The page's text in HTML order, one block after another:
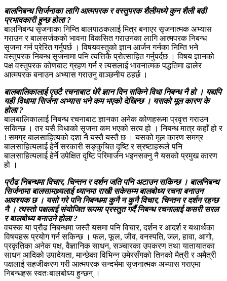
बालनिबन्ध सिर्जनाका लागि आत्मपरक र वस्तुपरक शैलीमध्ये कुन शैली बढी
प्रभावकारी हुन्छ होला ?
बालनिबन्ध सृजनाका निम्ति बालपाठकलाई मित्र बनाएर सृजनात्मक अभ्यास
गराउन र बालसर्जकको भावना विकसित गराउनका लागि आत्मपरक निबन्ध
सृजना गर्न प्रेरित गर्नुपर्छ । विषयवस्तुको ज्ञान आर्जन गर्नका निम्ति भने
वस्तुपरक निबन्ध सृजनामा पनि त्यत्तिकै प्रोत्साहित गर्नुपर्दछ । विषय ज्ञानको
पक्ष वस्तुपरक कोणबाट ग्रहण गर्न र त्यसलाई भावनात्मक पद्धतिमा ढालेर
आत्मपरक बनाउन अभ्यास गराउनु वाञ्छनीय ठहर्छ ।
बालबालिकालाई एउटै रचनाबाट धेरै ज्ञान दिन सकिने विधा निबन्ध नै हो । यद्यपि
यही विधामा सिर्जना अभ्यास भने कम भएको देखिन्छ । यसको मूल कारण के
होला ?
बालबालिकालाई निबन्ध रचनाबाट ज्ञानका अनेक कोणहरूमा प्रवृत्त गराउन
सकिन्छ । तर यसै विधाको सृजना कम भएको सत्य हो । निबन्ध मात्र कहाँ हो र
! समग्र बालसाहित्यको दशा नै यस्तै यस्तै छ । यसको मूल कारण समग्र
बालसाहित्यलाई हेर्ने सरकारी सङ्कुचित दृष्टि र स्रष्टाहरूले पनि
बालसाहित्यलाई हेर्ने उपेक्षित दृष्टि परिमार्जन भइनसक्नु नै यसको प्रमुख कारण
हो ।
प्रौढ निबन्धमा विचार, चिन्तन र दर्शन जति पनि अटाउन सकिन्छ । बालनिबन्ध
सिर्जनामा बालसामथ्र्यलाई ध्यानमा राखी सकेसम्म बालबोध्य रचना बनाउन
आवश्यक छ । यसो गरे पनि निबन्धमा कुनै न कुनै विचार, चिन्तन र दर्शन रहन्छ
नै । त्यस्तो पक्षलाई संयोजित रूपमा प्रस्तुत गर्दै निबन्ध रचनालाई कसरी सरल
र बालबोध्य बनाउने होला ?
वयस्क या प्रौढ निबन्धमा जस्तै यसमा पनि विचार, दर्शन र आदर्श र यथार्थका
विषयहरू प्रयोग गर्न सकिन्छ । फल, फूल, जीव, वनस्पति, जल, हावा, आगो,
प्रकृतिका अनेक पक्ष, वैज्ञानिक साधन, सञ्चारका उपकरण तथा यातायातका
साधन आदिको उपादेयता, मान्छेका विभिन्न उमेरसँगको तिनको मैत्री र अमैत्री
पक्षलाई सहजीकरण गरी आत्मपरक सन्दर्भमा सृजनात्मक अभ्यास गराएमा
निबन्धहरू स्वतःबालबोध्य हुन्छन् ।